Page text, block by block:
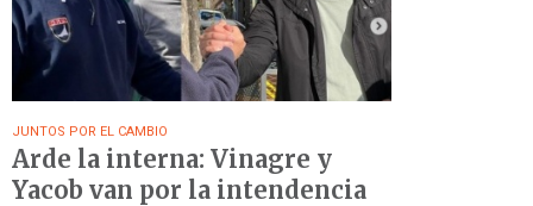
JUNTOS POR EL CAMBIO
Arde la interna: Vinagre y
Yacob van por la intendencia